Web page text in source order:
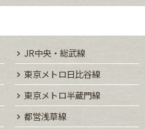
JR中央・総武線
東京メトロ日比谷線
東京メトロ半蔵門線
都営浅草線